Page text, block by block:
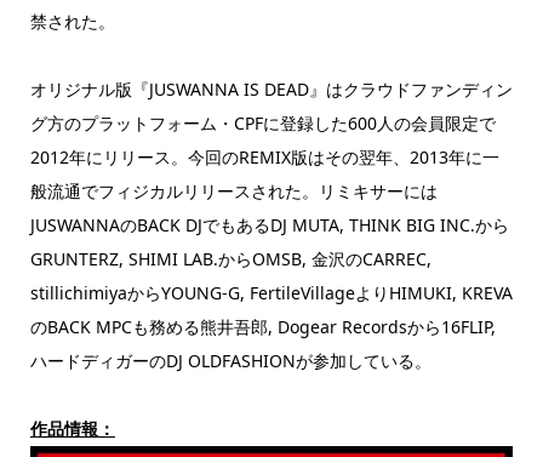
禁された。
オリジナル版『JUSWANNA IS DEAD』はクラウドファンディン
グ方のプラットフォーム・CPFに登録した600人の会員限定で
2012年にリリース。今回のREMIX版はその翌年、2013年に一
般流通でフィジカルリリースされた。リミキサーには
JUSWANNAのBACK DJでもあるDJ MUTA, THINK BIG INC.から
GRUNTERZ, SHIMI LAB.からOMSB, 金沢のCARREC,
stillichimiyaからYOUNG-G, FertileVillageよりHIMUKI, KREVA
のBACK MPCも務める熊井吾郎, Dogear Recordsから16FLIP,
ハードディガーのDJ OLDFASHIONが参加している。
作品情報：